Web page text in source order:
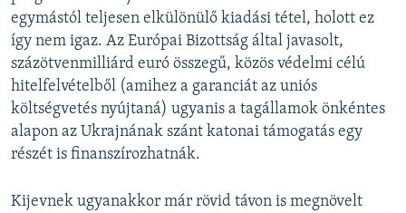
egymástól teljesen elkülönülő kiadási tétel, holott ez
így nem igaz. Az Európai Bizottság által javasolt,
százötvenmilliárd euró összegű, közös védelmi célú
hitelfelvételből (amihez a garanciát az uniós
költségvetés nyújtaná) ugyanis a tagállamok önkéntes
alapon az Ukrajnának szánt katonai támogatás egy
részét is finanszírozhatnák.
Kijevnek ugyanakkor már rövid távon is megnövelt